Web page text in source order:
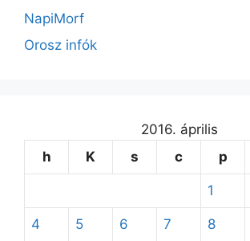
NapiMorf
Orosz infók
2016. április
h
K s c p
1
4 5 6 7 8